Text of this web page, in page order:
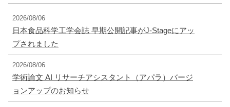
2026/08/06
日本食品科学工学会誌 早期公開記事がJ-Stageにアッ
プされました
2026/08/06
学術論文 AI リサーチアシスタント（アパラ）バージ
ョンアップのお知らせ